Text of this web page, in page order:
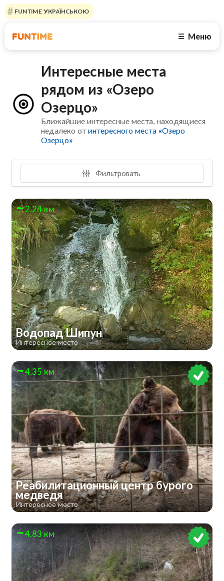
FUNTIME УКРАЇНСЬКОЮ
☰ Меню
Интересные места
рядом из «Озеро
Озерцо»
Ближайшие интересные места, находящиеся
недалеко отинтересного места «Озеро
Озерцо»
Фильтровать
2.24 км
Водопад Шипун
Интересное место
4.35 км
Реабилитационный центр бурого
медведя
Интересное место
4.83 км